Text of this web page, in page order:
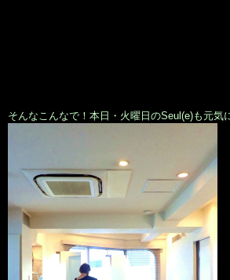
そんなこんなで！本日・火曜日のSeul(e)も元気